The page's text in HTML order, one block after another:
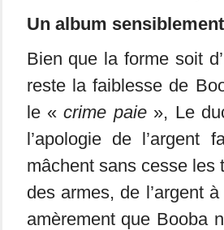
Un album
Bien que la forme soit
reste la faiblesse de
le «crime paie», Le
l’apologie de l’argent
mâchent sans cesse les
des armes, de l’argent
amèrement que Booba